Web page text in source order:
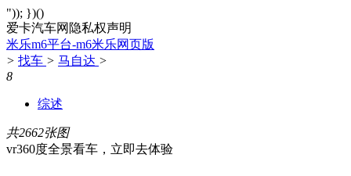
")); })()
爱卡汽车网隐私权声明
米乐m6平台-m6米乐网页版
> 找车 > 马自达 >
8
综述
共2662张图
vr360度全景看车，立即去体验